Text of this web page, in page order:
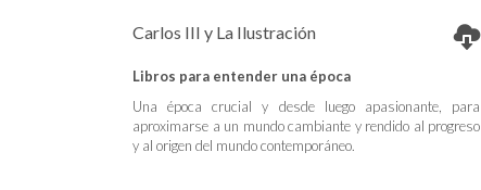
Carlos III y La Ilustración
Libros para entender una época
Una época crucial y desde luego apasionante, para
aproximarse a un mundo cambiante y rendido al progreso
y al origen del mundo contemporáneo.